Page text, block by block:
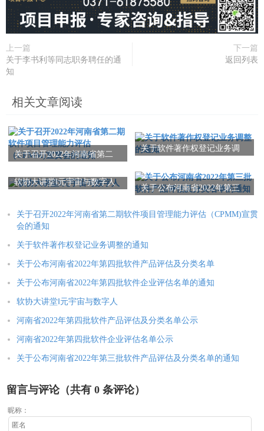
上一篇
关于李书利等同志职务聘任的通
知
下一篇
返回列表
相关文章阅读
关于召开2022年河南省第二
（CPMM)宣贯会的通知
关于软件著作权登记业务调
软协大讲堂‖元宇宙与数字人
关于公布河南省2022年第三
的通知
关于召开2022年河南省第二期软件项目管理能力评估（CPMM)宣贯
会的通知
关于软件著作权登记业务调整的通知
关于公布河南省2022年第四批软件产品评估及分类名单
关于公布河南省2022年第四批软件企业评估名单的通知
软协大讲堂‖元宇宙与数字人
河南省2022年第四批软件产品评估及分类名单公示
河南省2022年第四批软件企业评估名单公示
关于公布河南省2022年第三批软件产品评估及分类名单的通知
留言与评论（共有 0 条评论）
昵称：